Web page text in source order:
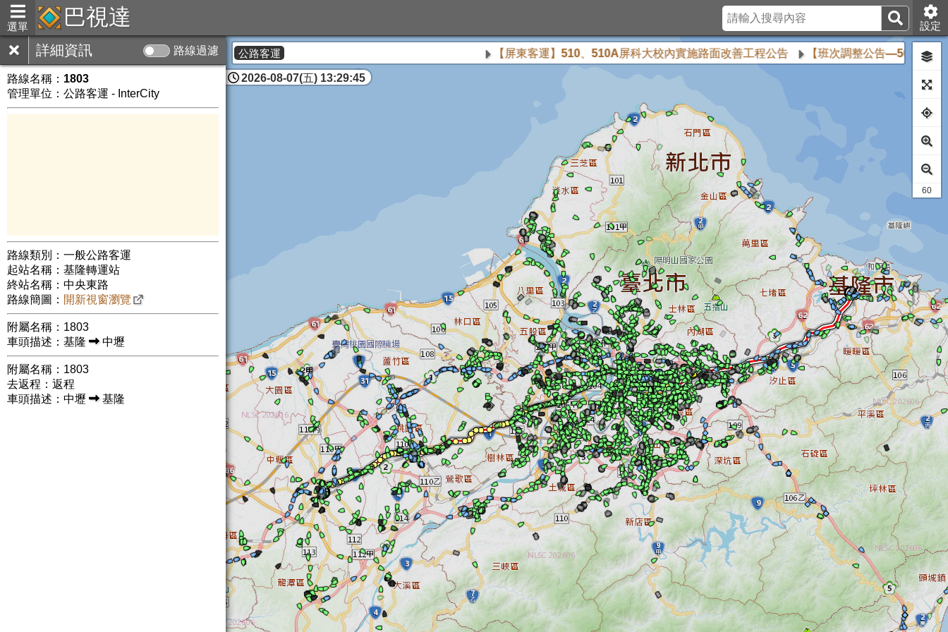
選單 巴視達 設定
詳細資訊 路線過濾
路線名稱： 1803
管理單位：公路客運 - InterCity
路線類別：一般公路客運
起站名稱：基隆轉運站
終站名稱：中央東路
路線簡圖： 開新視窗瀏覽
附屬名稱：1803
車頭描述：基隆
中壢
附屬名稱：1803
去返程：返程
車頭描述：中壢
基隆
公路客運 【屏東客運】510、510A屏科大校內實施路面改善工程公告 【班次調整公告—5608路線】
2026-08-07(五) 13:29:46
51